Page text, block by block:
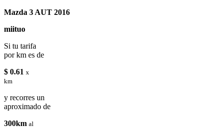
Mazda 3 AUT 2016
miituo
Si tu tarifa
por km es de
$ 0.61 x
km
y recorres un
aproximado de
300km al